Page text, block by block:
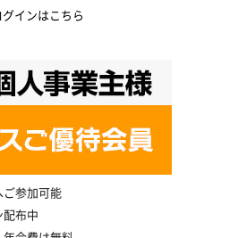
グインはこちら
参加可能
布中